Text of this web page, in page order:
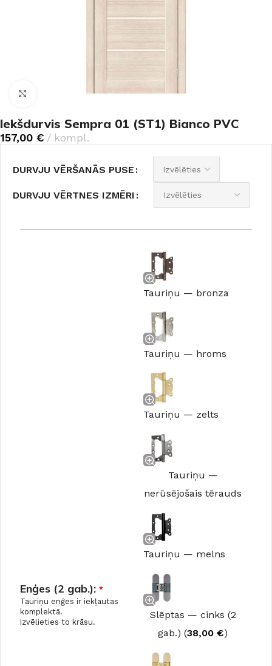
Noklikšķiniet, lai palielinātu
Iekšdurvis Sempra 01 (ST1) Bianco PVC
157,00 € kompl.
DURVJU VĒRŠANĀS PUSE
DURVJU VĒRTNES IZMĒRI
Enģes (2 gab.): *
Tauriņu enģes ir iekļautas
komplektā.
Izvēlieties to krāsu.
Tauriņu — bronza
Tauriņu — hroms
Tauriņu — zelts
Tauriņu —
nerūsējošais tērauds
Tauriņu — melns
Slēptas — cinks (2
gab.) (38,00 €)